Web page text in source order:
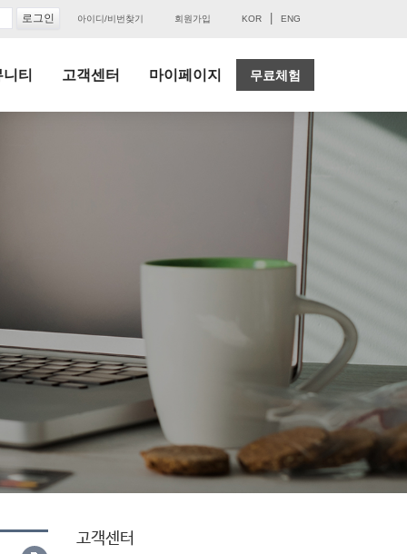
아이디/비번찾기 회원가입 KOR ENG
티 고객센터 마이페이지 무료체험
고객센터